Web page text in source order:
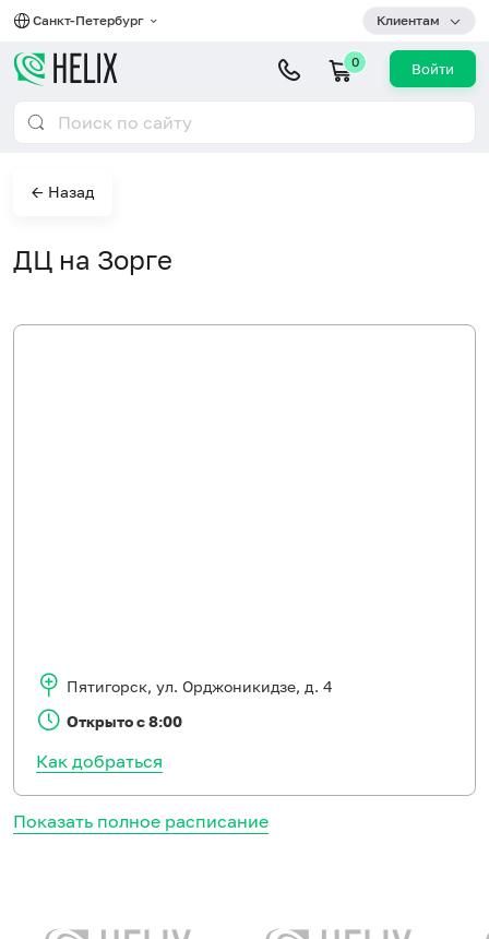
Санкт-Петербург Клиентам
0 Войти
← Назад
ДЦ на Зорге
Показать полное расписание
Пятигорск, ул. Орджоникидзе, д. 4
Открыто с 8:00
Как добраться